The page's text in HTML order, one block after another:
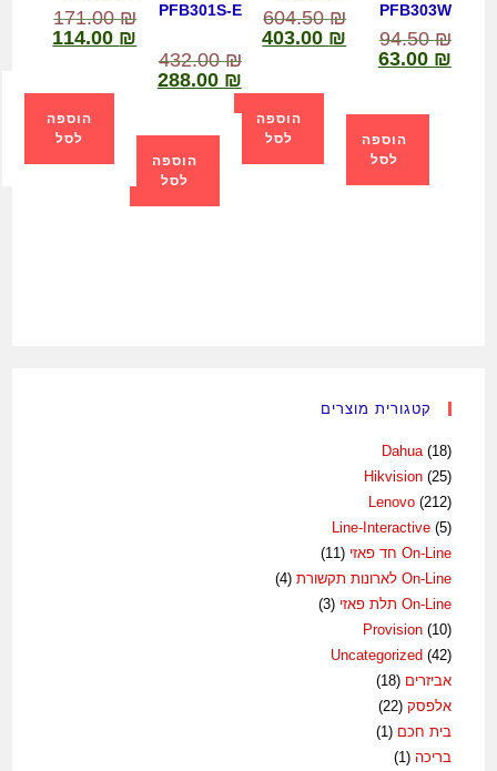
PFB303W
94.50₪
63.00 ₪
הוספה
לסל
604.50₪
403.00 ₪
הוספה
לסל
PFB301S-E
432.00₪
288.00 ₪
הוספה
לסל
171.00₪
114.00 ₪
הוספה
לסל
קטגורית מוצרים
Dahua (18)
Hikvision (25)
Lenovo (212)
Line-Interactive (5)
On-Line חד פאזי
(11)
On-Line לארונות תקשורת
(4)
On-Line תלת פאזי
(3)
Provision (10)
Uncategorized (42)
אביזרים (18)
אלפסק (22)
בית חכם (1)
בריכה (1)